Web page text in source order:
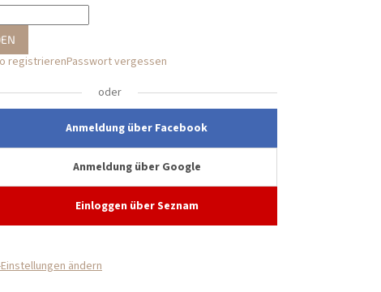
registrierenPasswort vergessen
oder
Anmeldung über Facebook
Anmeldung über Google
Einloggen über Seznam
ändern